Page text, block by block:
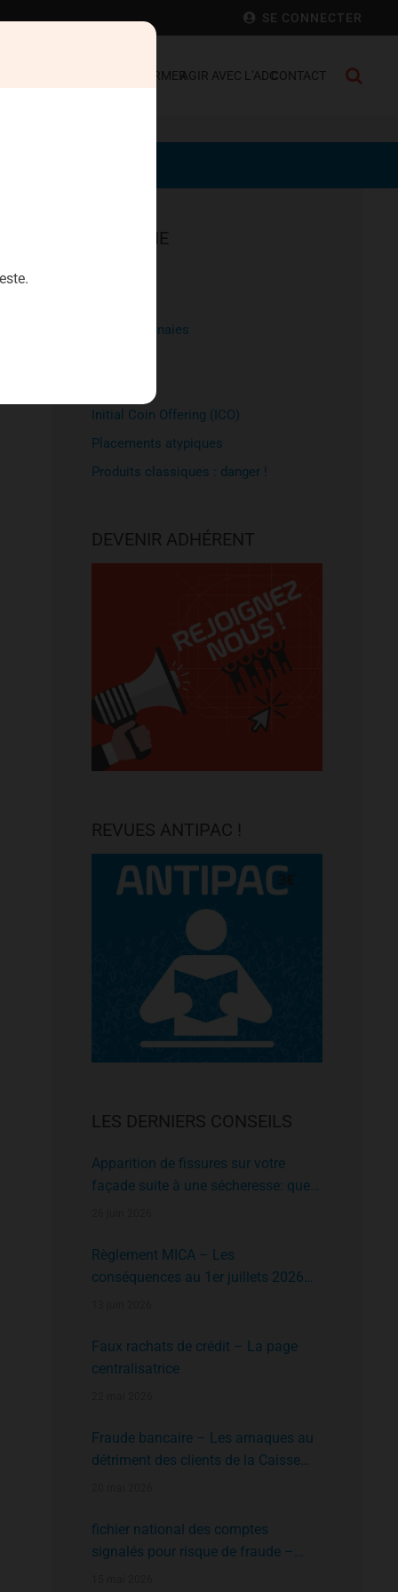
SE CONNECTER
S’INFORMERAGIR AVEC L’ADCCONTACT
EPARGNE
Cryptomonnaies
Initial Coin Offering (ICO)
Placements atypiques
Produits classiques : danger !
DEVENIR ADHÉRENT
REVUES ANTIPAC !
LES DERNIERS CONSEILS
Apparition de fissures sur votre
façade suite à une sécheresse: que
Règlement MICA – Les
conséquences au 1er juillets 2026
Faux rachats de crédit – La page
centralisatrice
Fraude bancaire – Les arnaques au
détriment des clients de la Caisse
fichier national des comptes
signalés pour risque de fraude –